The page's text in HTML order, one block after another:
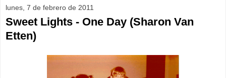
lunes, 7 de febrero de 2011
Sweet Lights - One Day (Sharon Van
Etten)